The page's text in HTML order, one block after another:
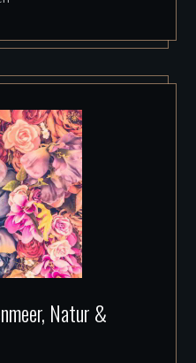
Natur &